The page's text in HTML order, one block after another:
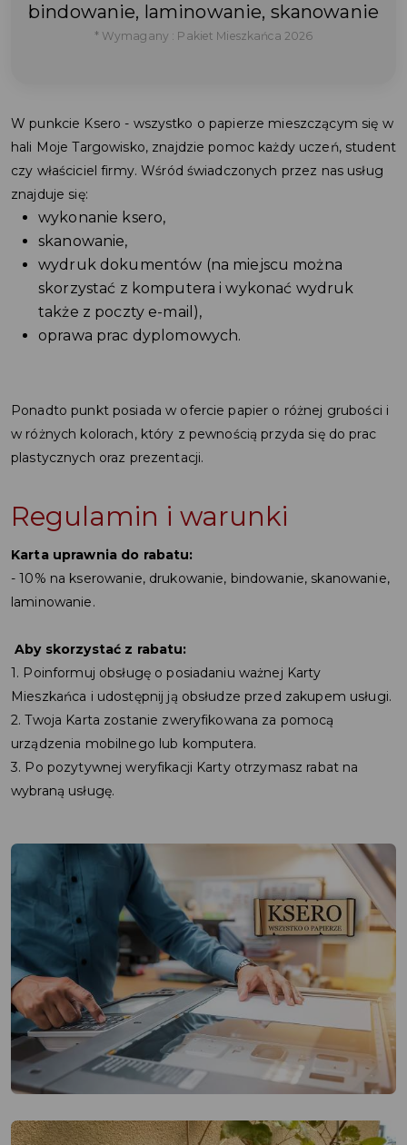
bindowanie, laminowanie, skanowanie
* Wymagany : Pakiet Mieszkańca 2026
W punkcie Ksero - wszystko o papierze mieszczącym się w
hali Moje Targowisko, znajdzie pomoc każdy uczeń, student
czy właściciel firmy. Wśród świadczonych przez nas usług
znajduje się:
wykonanie ksero,
skanowanie,
wydruk dokumentów (na miejscu można
skorzystać z komputera i wykonać wydruk
także z poczty e-mail),
oprawa prac dyplomowych.
Ponadto punkt posiada w ofercie papier o różnej grubości i
w różnych kolorach, który z pewnością przyda się do prac
plastycznych oraz prezentacji.
Regulamin i warunki
Karta uprawnia do rabatu:
- 10% na kserowanie, drukowanie, bindowanie, skanowanie,
laminowanie.
Aby skorzystać z rabatu:
1. Poinformuj obsługę o posiadaniu ważnej Karty
Mieszkańca i udostępnij ją obsłudze przed zakupem usługi.
2. Twoja Karta zostanie zweryfikowana za pomocą
urządzenia mobilnego lub komputera.
3. Po pozytywnej weryfikacji Karty otrzymasz rabat na
wybraną usługę.